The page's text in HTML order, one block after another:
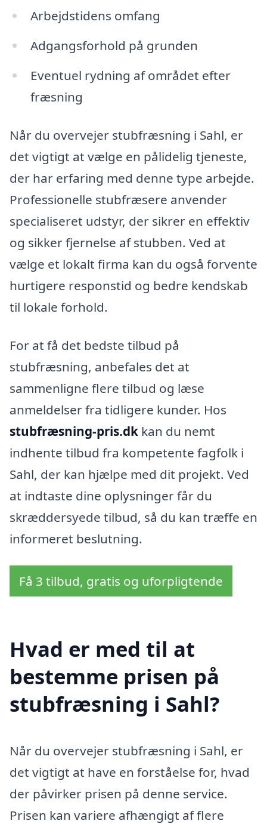
Arbejdstidens omfang
Adgangsforhold på grunden
Eventuel rydning af området efter
fræsning
Når du overvejer stubfræsning i Sahl, er
det vigtigt at vælge en pålidelig tjeneste,
der har erfaring med denne type arbejde.
Professionelle stubfræsere anvender
specialiseret udstyr, der sikrer en effektiv
og sikker fjernelse af stubben. Ved at
vælge et lokalt firma kan du også forvente
hurtigere responstid og bedre kendskab
til lokale forhold.
For at få det bedste tilbud på
stubfræsning, anbefales det at
sammenligne flere tilbud og læse
anmeldelser fra tidligere kunder. Hos
stubfræsning-pris.dk kan du nemt
indhente tilbud fra kompetente fagfolk i
Sahl, der kan hjælpe med dit projekt. Ved
at indtaste dine oplysninger får du
skræddersyede tilbud, så du kan træffe en
informeret beslutning.
Få 3 tilbud, gratis og uforpligtende
Hvad er med til at
bestemme prisen på
stubfræsning i Sahl?
Når du overvejer stubfræsning i Sahl, er
det vigtigt at have en forståelse for, hvad
der påvirker prisen på denne service.
Prisen kan variere afhængigt af flere